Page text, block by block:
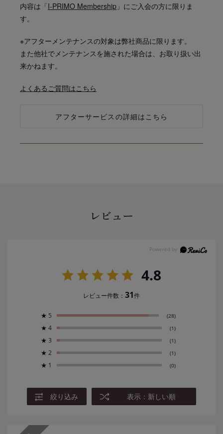
内容は「I-PRIMO Membership 」にご入会の方に限りま
す。
※アフターメンテナンスの対象は弊社商品に限ります。
また他社でメンテナンスを施された場合は、お取り扱い出
来かねます。
よくあるご質問はこちら
アフターサービスの詳細はこちら
レビュー
4.8
レビュー件数： 31件
★ 5 (28)
★ 4 (1)
★ 3 (1)
★ 2 (1)
★ 1 (0)
絞り込み 表示：新しい順